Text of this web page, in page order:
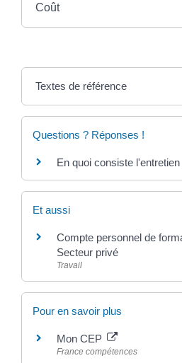
Coût
Textes de référence
Questions ? Réponses !
En quoi consiste
Et aussi
Compte personnel de
Secteur privé
Travail
Pour en savoir plus
Mon CEP
France compétences